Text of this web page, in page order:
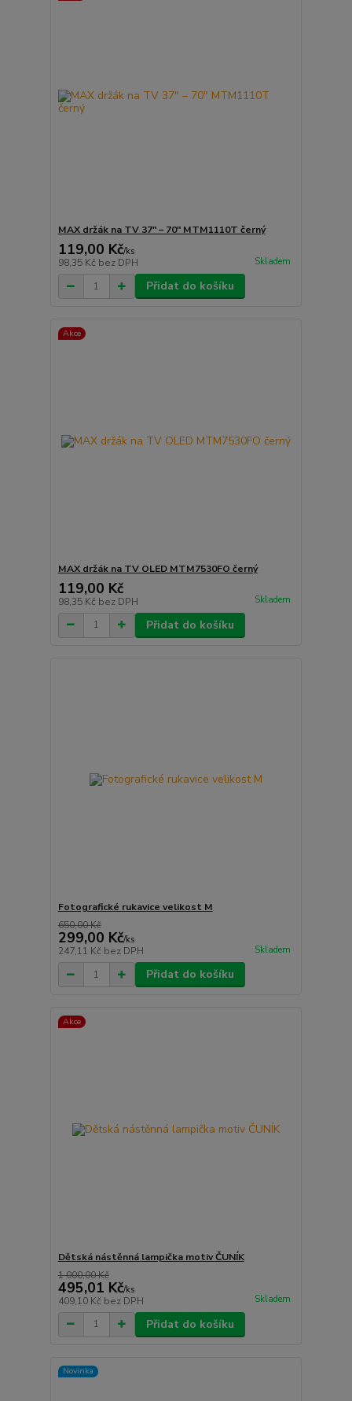
MAX držák na TV 37" – 70" MTM1110T černý
119,00 Kč/ks
98,35 Kč bez DPH Skladem
Přidat do košíku
Akce
MAX držák na TV OLED MTM7530FO černý
119,00 Kč
98,35 Kč bez DPH Skladem
Přidat do košíku
Fotografické rukavice velikost M
650,00 Kč
299,00 Kč/ks
247,11 Kč bez DPH Skladem
Přidat do košíku
Akce
Dětská nástěnná lampička motiv ČUNÍK
1 000,00 Kč
495,01 Kč/ks
409,10 Kč bez DPH Skladem
Přidat do košíku
Novinka